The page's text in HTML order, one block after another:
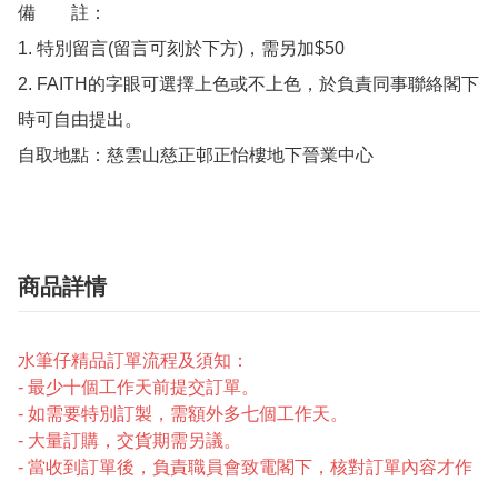
備　　註：
1. 特別留言(留言可刻於下方)，需另加$50
2. FAITH的字眼可選擇上色或不上色，於負責同事聯絡閣下
時可自由提出。
商品詳情
水筆仔精品訂單流程及須知：
- 最少十個工作天前提交訂單。
- 如需要特別訂製，需額外多七個工作天。
- 大量訂購，交貨期需另議。
- 當收到訂單後，負責職員會致電閣下，核對訂單內容才作